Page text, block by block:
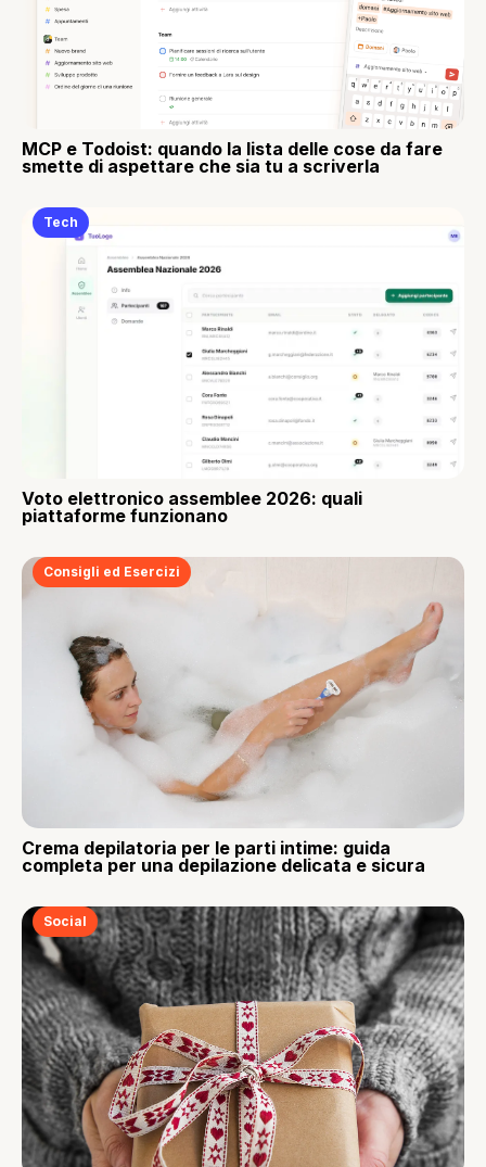
MCP e Todoist: quando la lista delle cose da fare
smette di aspettare che sia tu a scriverla
Tech
Voto elettronico assemblee 2026: quali
piattaforme funzionano
Consigli ed Esercizi
Crema depilatoria per le parti intime: guida
completa per una depilazione delicata e sicura
Social